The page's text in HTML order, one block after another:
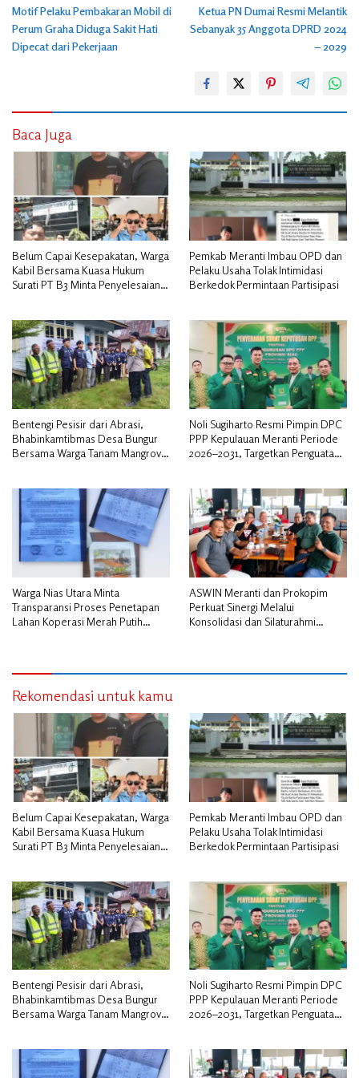
pos
Motif Pelaku Pembakaran Mobil di
Perum Graha Diduga Sakit Hati
Dipecat dari Pekerjaan
Ketua PN Dumai Resmi Melantik
Sebanyak 35 Anggota DPRD 2024
– 2029
Baca Juga
Belum Capai Kesepakatan, Warga
Kabil Bersama Kuasa Hukum
Surati PT B3 Minta Penyelesaian
Pemkab Meranti Imbau OPD dan
Pelaku Usaha Tolak Intimidasi
Berkedok Permintaan Partisipasi
Bentengi Pesisir dari Abrasi,
Bhabinkamtibmas Desa Bungur
Bersama Warga Tanam Mangrove
Noli Sugiharto Resmi Pimpin DPC
PPP Kepulauan Meranti Periode
2026–2031, Targetkan Penguatan
Warga Nias Utara Minta
Transparansi Proses Penetapan
Lahan Koperasi Merah Putih
ASWIN Meranti dan Prokopim
Perkuat Sinergi Melalui
Konsolidasi dan Silaturahmi
Rekomendasi untuk kamu
Belum Capai Kesepakatan, Warga
Kabil Bersama Kuasa Hukum
Surati PT B3 Minta Penyelesaian
Pemkab Meranti Imbau OPD dan
Pelaku Usaha Tolak Intimidasi
Berkedok Permintaan Partisipasi
Bentengi Pesisir dari Abrasi,
Bhabinkamtibmas Desa Bungur
Bersama Warga Tanam Mangrove
Noli Sugiharto Resmi Pimpin DPC
PPP Kepulauan Meranti Periode
2026–2031, Targetkan Penguatan